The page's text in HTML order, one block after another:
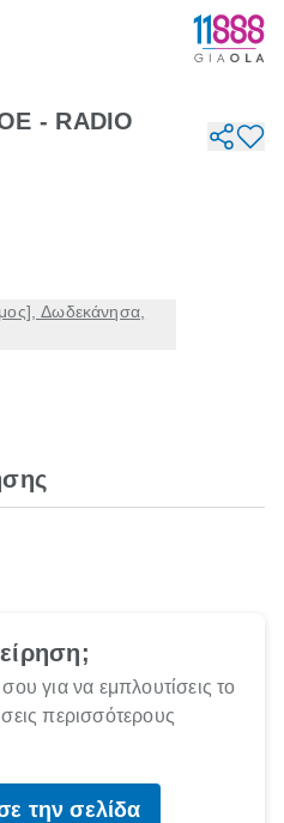
- RADIO
Δωδεκάνησα,
για να εμπλουτίσεις το
περισσότερους
την σελίδα